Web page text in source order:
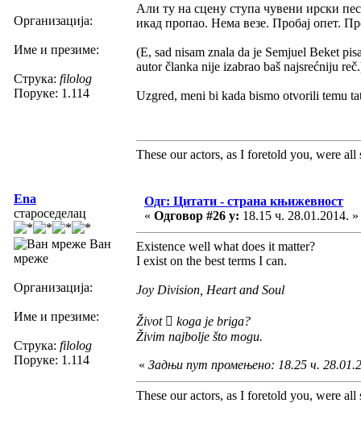
Организација:
Име и презиме:
Струка: filolog
Поруке: 1.114
Али ту на сцену ступа чувени ирски
икад пропао. Нема везе. Пробај опет.
(E, sad nisam znala da je Semjuel Beket
autor članka nije izabrao baš najsrećniju
Uzgred, meni bi kada bismo otvorili temu
These our actors, as I foretold you, were
Ena
староседелац
Ван
мреже
Организација:
Име и презиме:
Струка: filolog
Поруке: 1.114
Одг: Цитати - страна књижевност
« Одговор #26 у: 18.15 ч. 28.01.2014. »
Existence well what does it matter?
I exist on the best terms I can.
Joy Division, Heart and Soul
Život  koga je briga?
Živim najbolje što mogu.
« Задњи пут промењено: 18.25 ч.
These our actors, as I foretold you, were